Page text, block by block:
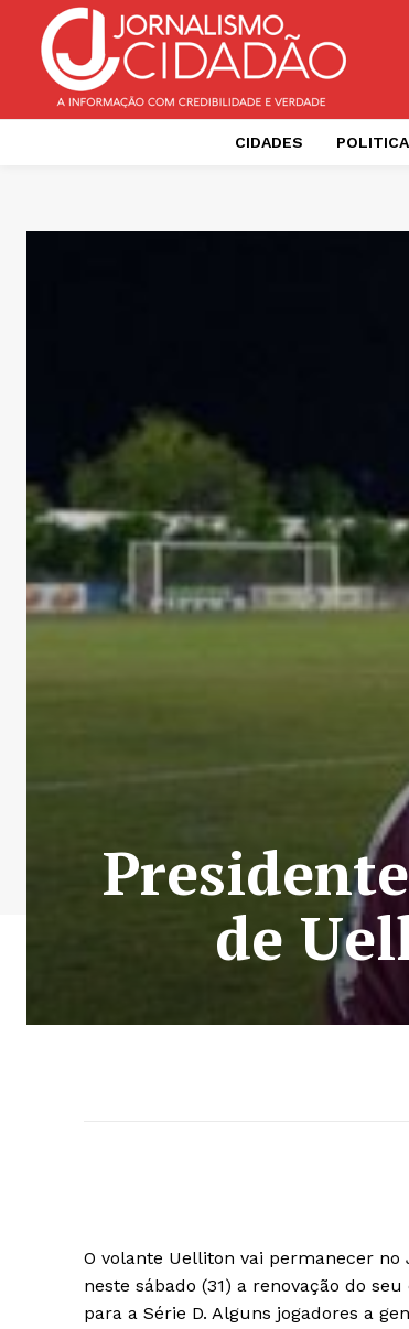
CIDADES POLITICA
de
O volante Uelliton vai permanecer no
neste sábado (31) a renovação do
para a Série D. Alguns jogadores a